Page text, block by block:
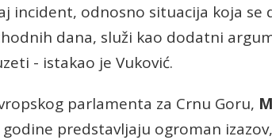
incident, odnosno situacija koja se
dana, služi kao dodatni
- istakao je Vuković.
parlamenta za Crnu Goru,
godine predstavljaju ogroman